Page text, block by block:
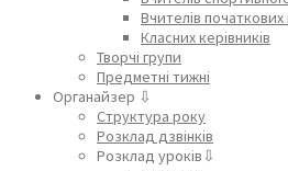
Вчителів початкових
Класних керівників
Творчі групи
Предметні тижні
Органайзер ⇩
Структура року
Розклад дзвінків
Розклад уроків⇩